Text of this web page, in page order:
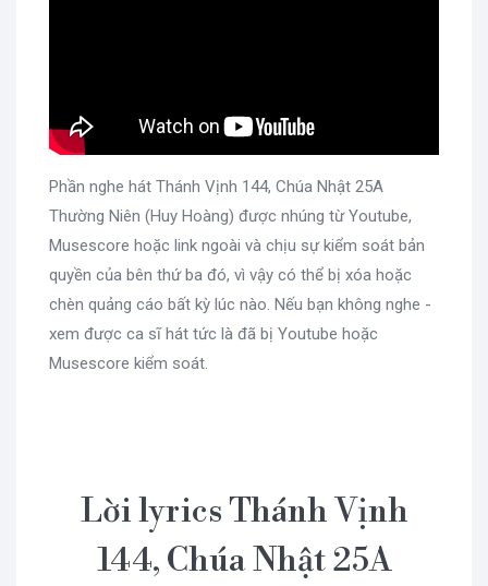
Phần nghe hát Thánh Vịnh 144, Chúa Nhật 25A
Thường Niên (Huy Hoàng) được nhúng từ Youtube,
Musescore hoặc link ngoài và chịu sự kiểm soát bản
quyền của bên thứ ba đó, vì vậy có thể bị xóa hoặc
chèn quảng cáo bất kỳ lúc nào. Nếu bạn không nghe -
xem được ca sĩ hát tức là đã bị Youtube hoặc
Musescore kiểm soát.
Lời lyrics Thánh Vịnh
144, Chúa Nhật 25A